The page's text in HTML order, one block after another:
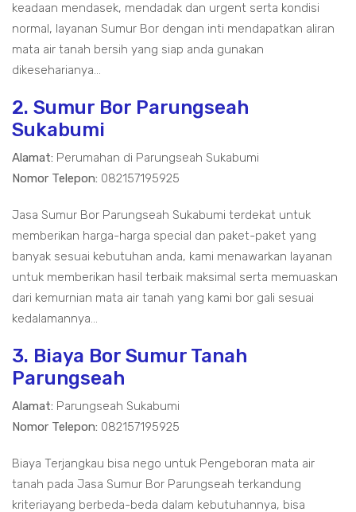
keadaan mendasek, mendadak dan urgent serta kondisi
normal, layanan Sumur Bor dengan inti mendapatkan aliran
mata air tanah bersih yang siap anda gunakan
dikeseharianya...
2. Sumur Bor Parungseah
Sukabumi
Alamat: Perumahan di Parungseah Sukabumi
Nomor Telepon: 082157195925
Jasa Sumur Bor Parungseah Sukabumi terdekat untuk
memberikan harga-harga special dan paket-paket yang
banyak sesuai kebutuhan anda, kami menawarkan layanan
untuk memberikan hasil terbaik maksimal serta memuaskan
dari kemurnian mata air tanah yang kami bor gali sesuai
kedalamannya...
3. Biaya Bor Sumur Tanah
Parungseah
Alamat: Parungseah Sukabumi
Nomor Telepon: 082157195925
Biaya Terjangkau bisa nego untuk Pengeboran mata air
tanah pada Jasa Sumur Bor Parungseah terkandung
kriteriayang berbeda-beda dalam kebutuhannya, bisa